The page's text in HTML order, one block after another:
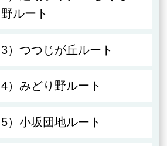
ルート
）つつじが丘ルート
）みどり野ルート
）小坂団地ルート